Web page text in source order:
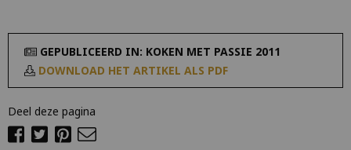
GEPUBLICEERD IN: KOKEN MET PASSIE 2011
DOWNLOAD HET ARTIKEL ALS PDF
Deel deze pagina